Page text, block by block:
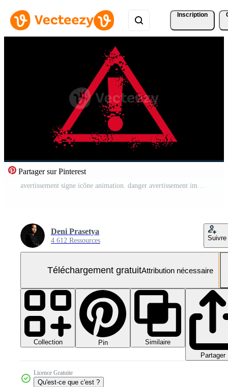
Inscription
Partager sur Pinterest
avertissement signe icône animation. danger avertissement important . Vidéo Gratuite
Deni Prasetya
4 612 Ressources Suivre
Téléchargement gratuitAttribution nécessaire
Collection Pin
Similaire
Partager
Licence Gratuite
Qu'est-ce que c'est ?